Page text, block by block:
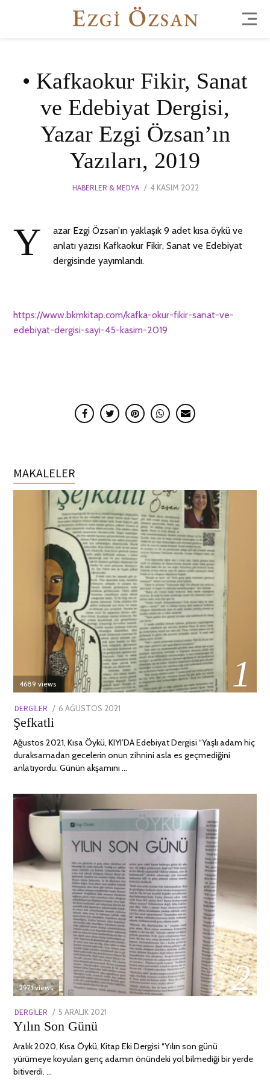
• Kafkaokur Fikir, Sanat
ve Edebiyat Dergisi,
Yazar Ezgi Özsan’ın
Yazıları, 2019
HABERLER & MEDYA
POSTED
4 KASIM 2022
Y
azar Ezgi Özsan’ın yaklaşık 9 adet kısa öykü ve
anlatı yazısı Kafkaokur Fikir, Sanat ve Edebiyat
dergisinde yayımlandı.
https://www.bkmkitap.com/kafka-okur-fikir-sanat-ve-
edebiyat-dergisi-sayi-45-kasim-2019
MAKALELER
01
4689 views
DERGILER
POSTED
6 AĞUSTOS 2021
Şefkatli
Ağustos 2021, Kısa Öykü, KIYI’DA Edebiyat Dergisi “Yaşlı adam hiç
duraksamadan gecelerin onun zihnini asla es geçmediğini
anlatıyordu. Günün akşamını …
02
2971 views
DERGILER
POSTED
ON
5 ARALIK 2021
Yılın Son Günü
Aralık 2020, Kısa Öykü, Kitap Eki Dergisi “Yılın son günü
yürümeye koyulan genç adamın önündeki yol bilmediği bir yerde
bitiverdi. …